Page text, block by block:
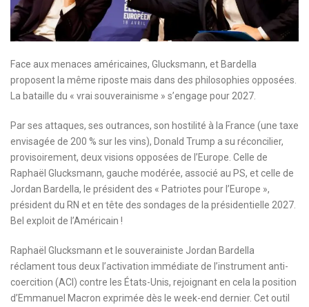
Face aux menaces américaines, Glucksmann, et Bardella
proposent la même riposte mais dans des philosophies opposées.
La bataille du « vrai souverainisme » s’engage pour 2027.
Par ses attaques, ses outrances, son hostilité à la France (une taxe
envisagée de 200 % sur les vins), Donald Trump a su réconcilier,
provisoirement, deux visions opposées de l’Europe. Celle de
Raphaël Glucksmann, gauche modérée, associé au PS, et celle de
Jordan Bardella, le président des « Patriotes pour l’Europe »,
président du RN et en tête des sondages de la présidentielle 2027.
Bel exploit de l’Américain !
Raphaël Glucksmann et le souverainiste Jordan Bardella
réclament tous deux l’activation immédiate de l’instrument anti-
coercition (ACI) contre les États-Unis, rejoignant en cela la position
d’Emmanuel Macron exprimée dès le week-end dernier. Cet outil